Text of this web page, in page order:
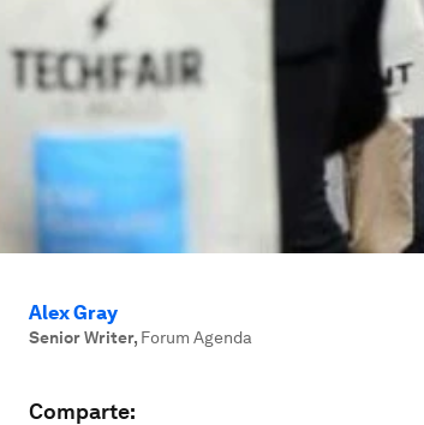
Alex Gray
Senior Writer, Forum Agenda
Comparte: